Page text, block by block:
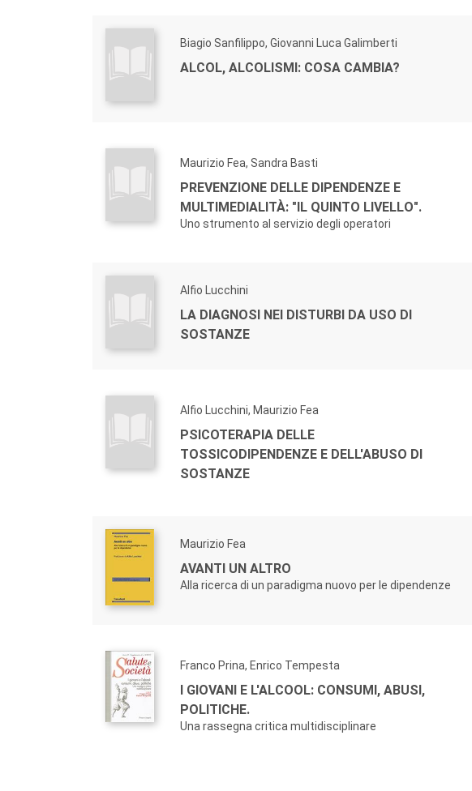
Biagio Sanfilippo, Giovanni Luca Galimberti
ALCOL, ALCOLISMI: COSA CAMBIA?
Maurizio Fea, Sandra Basti
PREVENZIONE DELLE DIPENDENZE E
MULTIMEDIALITÀ: "IL QUINTO LIVELLO".
Uno strumento al servizio degli operatori
Alfio Lucchini
LA DIAGNOSI NEI DISTURBI DA USO DI
SOSTANZE
Alfio Lucchini, Maurizio Fea
PSICOTERAPIA DELLE
TOSSICODIPENDENZE E DELL'ABUSO DI
SOSTANZE
Maurizio Fea
AVANTI UN ALTRO
Alla ricerca di un paradigma nuovo per le dipendenze
Franco Prina, Enrico Tempesta
I GIOVANI E L'ALCOOL: CONSUMI, ABUSI,
POLITICHE.
Una rassegna critica multidisciplinare